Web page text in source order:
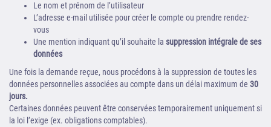
Le nom et prénom de l’utilisateur
L’adresse e-mail utilisée pour créer le compte ou prendre rendez-
vous
Une mention indiquant qu’il souhaite la suppression intégrale de ses
données
Une fois la demande reçue, nous procédons à la suppression de toutes les
données personnelles associées au compte dans un délai maximum de 30
jours.
Certaines données peuvent être conservées temporairement uniquement si
la loi l’exige (ex. obligations comptables).